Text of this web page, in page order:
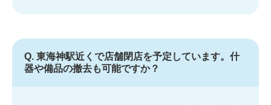
Q. 東海神駅近くで店舗閉店を予定しています。什
器や備品の撤去も可能ですか？